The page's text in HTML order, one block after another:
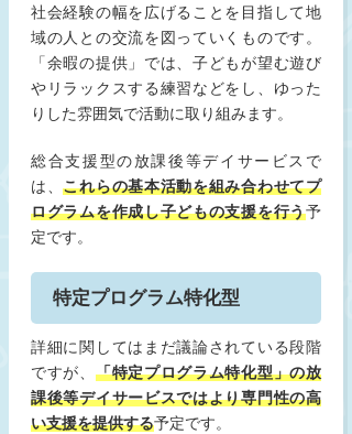
社会経験の幅を広げることを目指して地
域の人との交流を図っていくものです。
「余暇の提供」では、子どもが望む遊び
やリラックスする練習などをし、ゆった
りした雰囲気で活動に取り組みます。
総合支援型の放課後等デイサービスで
は、これらの基本活動を組み合わせてプ
ログラムを作成し子どもの支援を行う予
定です。
特定プログラム特化型
詳細に関してはまだ議論されている段階
ですが、 「特定プログラム特化型」の放
課後等デイサービスではより専門性の高
い支援を提供する予定です。